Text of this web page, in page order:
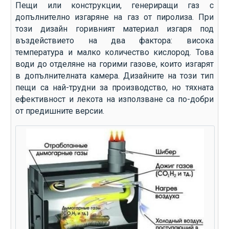
Пещи или конструкции, генериращи газ с
допълнително изгаряне на газ от пиролиза. При
този дизайн горивният материал изгаря под
въздействието на два фактора: висока
температура и малко количество кислород. Това
води до отделяне на горими газове, които изгарят
в допълнителната камера. Дизайните на този тип
пещи са най-трудни за производство, но тяхната
ефективност и лекота на използване са по-добри
от предишните версии.